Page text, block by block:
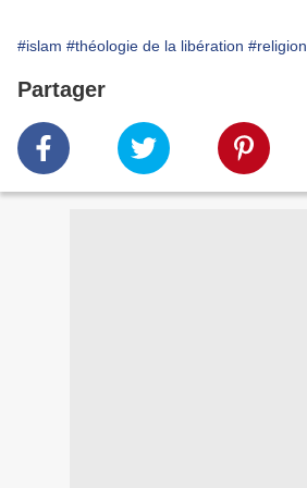
#islam #théologie de la libération #religion
Partager